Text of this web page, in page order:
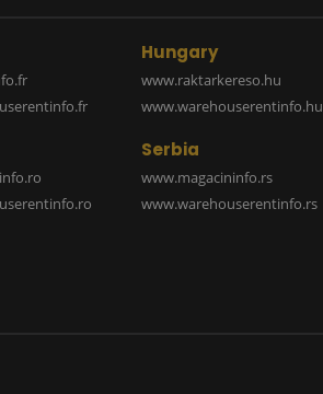
Hungary
www.raktarkereso.hu
www.warehouserentinfo.hu
Serbia
www.magacininfo.rs
www.warehouserentinfo.rs